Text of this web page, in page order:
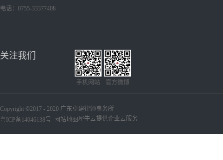
Copyright ©2017 - 2020 广东卓建律师事务所
粤ICP备14046138号 网站地图 犀牛云提供企业云服务
电话：0755-33377408
关注我们
手机网站 官方微博